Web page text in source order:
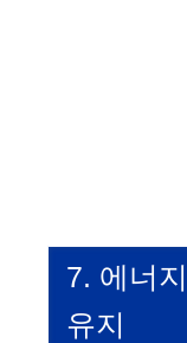
7. 에너
유지